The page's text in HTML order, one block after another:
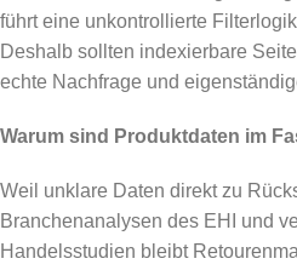
führt eine unkontrollierte
Deshalb sollten indexierbare
echte Nachfrage und
Warum sind Produktdaten im
Weil unklare Daten direkt zu
Branchenanalysen des EHI und
Handelsstudien bleibt